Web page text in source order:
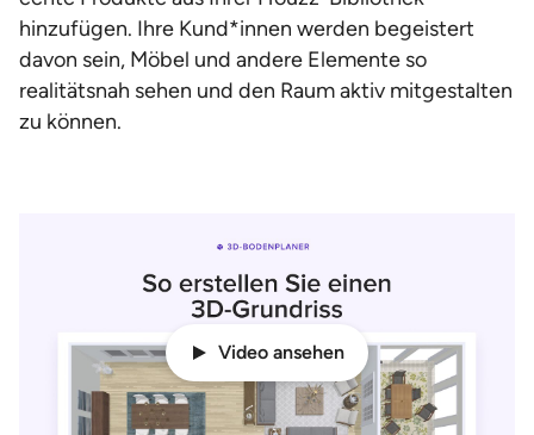
hinzufügen. Ihre Kund*innen werden begeistert
davon sein, Möbel und andere Elemente so
realitätsnah sehen und den Raum aktiv mitgestalten
zu können.
Video ansehen